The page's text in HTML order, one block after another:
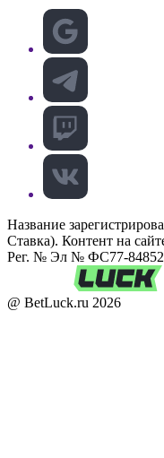
Название
Ставка). Контент на
Рег. № Эл № ФС77-84852
@ BetLuck.ru 2026